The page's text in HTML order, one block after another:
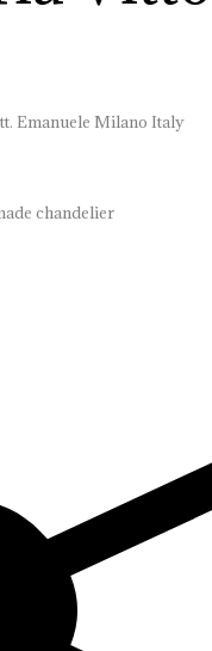
Emanuele Milano Italy
chandelier